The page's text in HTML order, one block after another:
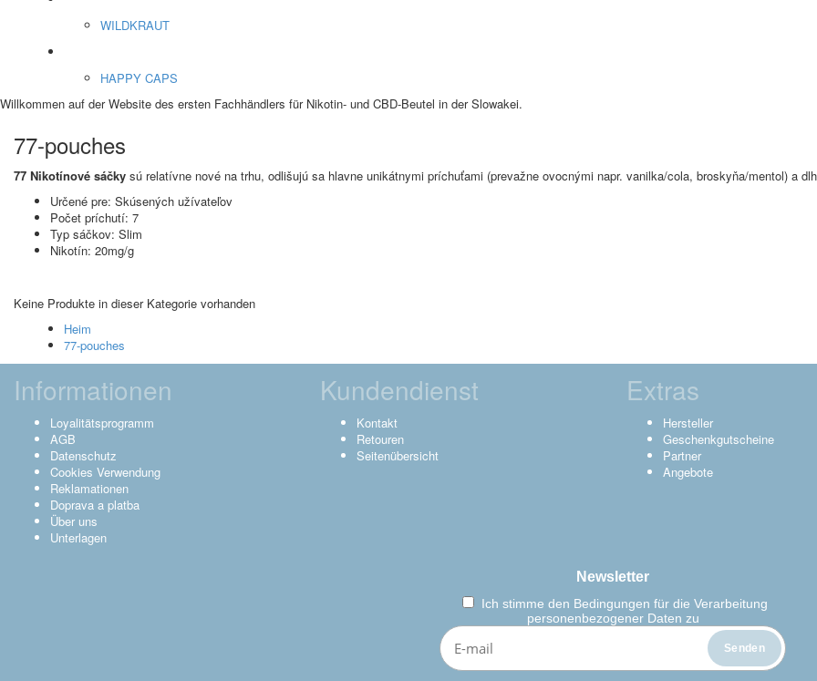
WILDKRAUT
HAPPY CAPS
Willkommen auf der Website des ersten Fachhändlers für Nikotin- und CBD-Beutel in der Slowakei.
77-pouches
77 Nikotínové sáčky sú relatívne nové na trhu, odlišujú sa hlavne unikátnymi príchuťami (prevažne ovocnými napr. vanilka/cola, broskyňa/mentol) a
Určené pre: Skúsených užívateľov
Počet príchutí: 7
Typ sáčkov: Slim
Nikotín: 20mg/g
Keine Produkte in dieser Kategorie vorhanden
Heim
77-pouches
Informationen
Loyalitätsprogramm
AGB
Datenschutz
Cookies Verwendung
Reklamationen
Doprava a platba
Über uns
Unterlagen
Kundendienst
Kontakt
Retouren
Seitenübersicht
Extras
Hersteller
Geschenkgutscheine
Partner
Angebote
Newsletter
Ich stimme den Bedingungen für die Verarbeitung
personenbezogener Daten zu